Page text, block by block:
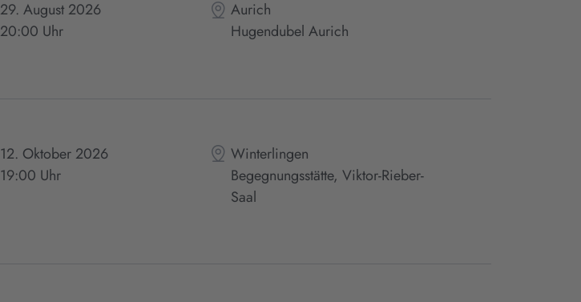
29. August 2026
20:00 Uhr
Aurich
Hugendubel Aurich
12. Oktober 2026
19:00 Uhr
Winterlingen
Begegnungsstätte, Viktor-Rieber-
Saal